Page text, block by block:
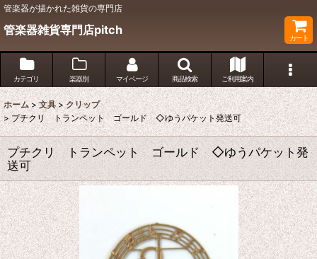
管楽器が描かれた雑貨の専門店
管楽器雑貨専門店pitch
カート
カテゴリ 楽器別 マイページ 商品検索 ご利用案内
ホーム > 文具 > クリップ
> プチクリ トランペット ゴールド ◇ゆうパケット発送可
プチクリ トランペット ゴールド ◇ゆうパケット発
送可